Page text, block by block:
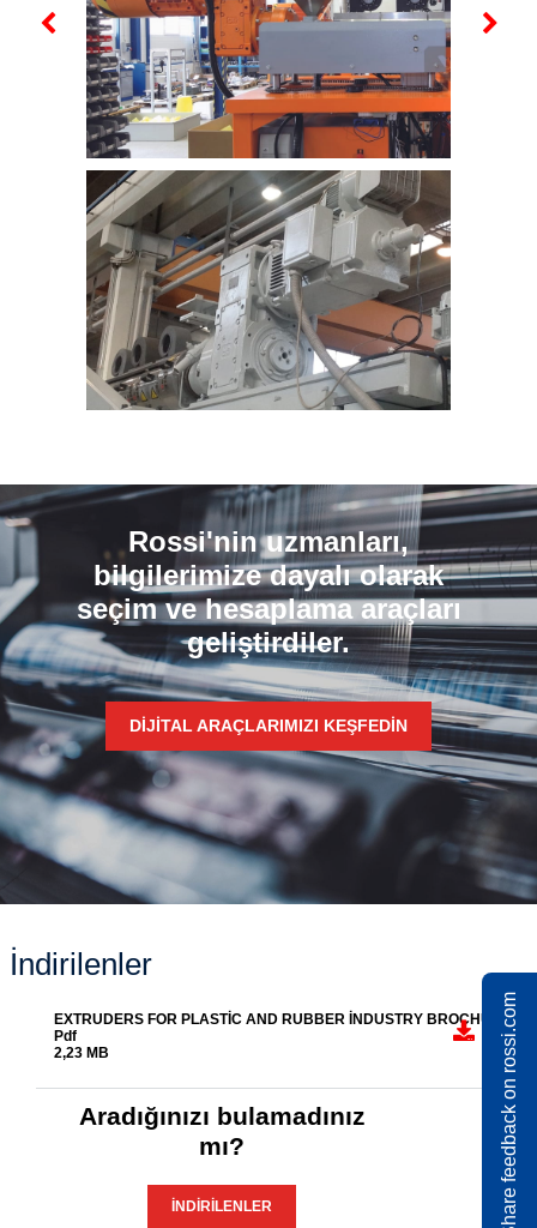
Rossi'nin uzmanları,
bilgilerimize dayalı olarak
seçim ve hesaplama araçları
geliştirdiler.
DIJITAL ARAÇLARIMIZI KEŞFEDIN
İndirilenler
EXTRUDERS FOR PLASTIC AND RUBBER INDUSTRY BROCHURE
Pdf
2,23 MB
Aradığınızı bulamadınız
mı?
İNDIRILENLER Share feedback on rossi.com